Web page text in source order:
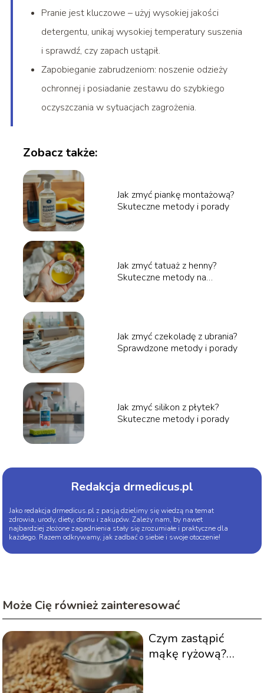
Pranie jest kluczowe – użyj wysokiej jakości
detergentu, unikaj wysokiej temperatury suszenia
i sprawdź, czy zapach ustąpił.
Zapobieganie zabrudzeniom: noszenie odzieży
ochronnej i posiadanie zestawu do szybkiego
oczyszczania w sytuacjach zagrożenia.
Zobacz także:
Jak zmyć piankę montażową?
Skuteczne metody i porady
Jak zmyć tatuaż z henny?
Skuteczne metody na
Jak zmyć czekoladę z ubrania?
Sprawdzone metody i porady
Jak zmyć silikon z płytek?
Skuteczne metody i porady
Redakcja drmedicus.pl
Jako redakcja drmedicus.pl z pasją dzielimy się wiedzą na temat
zdrowia, urody, diety, domu i zakupów. Zależy nam, by nawet
najbardziej złożone zagadnienia stały się zrozumiałe i praktyczne dla
każdego. Razem odkrywamy, jak zadbać o siebie i swoje otoczenie!
Może Cię również zainteresować
Czym zastąpić
mąkę ryżową?